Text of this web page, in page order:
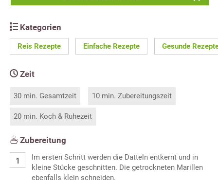
Kategorien
Reis Rezepte Einfache Rezepte Gesunde
Zeit
30 min. Gesamtzeit 10 min. Zubereitungszeit
20 min. Koch & Ruhezeit
Zubereitung
Im ersten Schritt werden die Datteln entkernt und in
kleine Stücke geschnitten. Die getrockneten Marillen
ebenfalls klein schneiden.